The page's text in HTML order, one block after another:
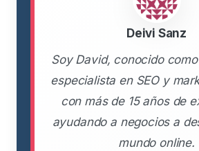
Deivi Sanz
Soy David, conocido
especialista en SEO y
con más de 15 años de
ayudando a negocios a
mundo online.